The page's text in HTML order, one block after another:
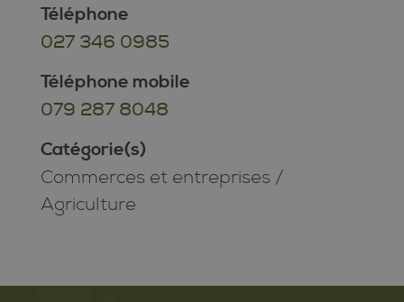
Téléphone
027 346 0985
Téléphone mobile
079 287 8048
Catégorie(s)
Commerces et entreprises /
Agriculture